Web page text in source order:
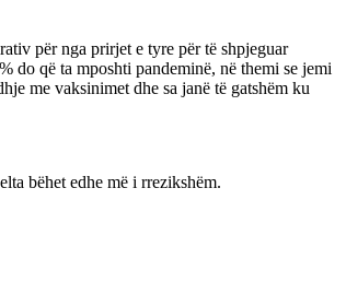
për nga prirjet e tyre për të shpjeguar
do që ta mposhti pandeminë, në themi se jemi
me vaksinimet dhe sa janë të gatshëm ku
bëhet edhe më i rrezikshëm.